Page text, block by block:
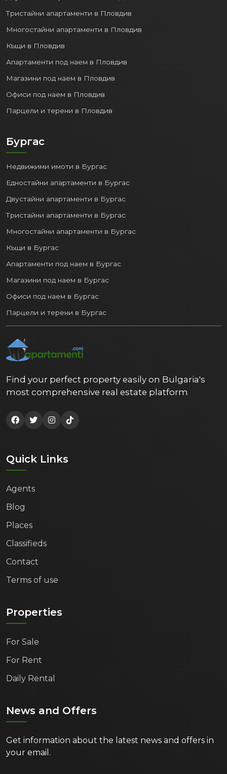
Тристайни апартаменти в Пловдив
Многостайни апартаменти в Пловдив
Къщи в Пловдив
Апартаменти под наем в Пловдив
Магазини под наем в Пловдив
Офиси под наем в Пловдив
Парцели и терени в Пловдив
Бургас
Недвижими имоти в Бургас
Едностайни апартаменти в Бургас
Двустайни апартаменти в Бургас
Тристайни апартаменти в Бургас
Многостайни апартаменти в Бургас
Къщи в Бургас
Апартаменти под наем в Бургас
Магазини под наем в Бургас
Офиси под наем в Бургас
Парцели и терени в Бургас
Find your perfect property easily on Bulgaria's
most comprehensive real estate platform
Quick Links
Agents
Blog
Places
Classifieds
Contact
Terms of use
Properties
For Sale
For Rent
Daily Rental
News and Offers
Get information about the latest news and offers in
your email.